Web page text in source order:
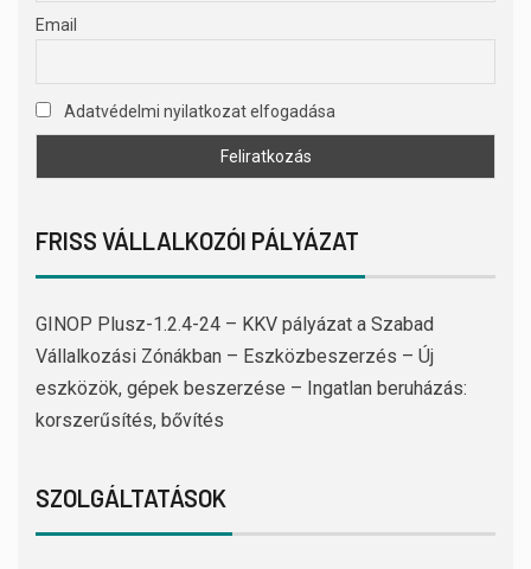
Email
Adatvédelmi nyilatkozat elfogadása
FRISS VÁLLALKOZÓI PÁLYÁZAT
GINOP Plusz-1.2.4-24 – KKV pályázat a Szabad
Vállalkozási Zónákban – Eszközbeszerzés – Új
eszközök, gépek beszerzése – Ingatlan beruházás:
korszerűsítés, bővítés
SZOLGÁLTATÁSOK